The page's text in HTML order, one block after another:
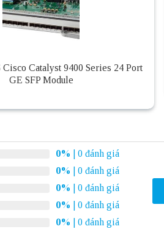
Catalyst 9400 Series 24 Port
GE SFP Module
0%
| 0 đánh giá
0%
| 0 đánh giá
0%
| 0 đánh giá
0%
| 0 đánh giá
0% | 0 đánh giá